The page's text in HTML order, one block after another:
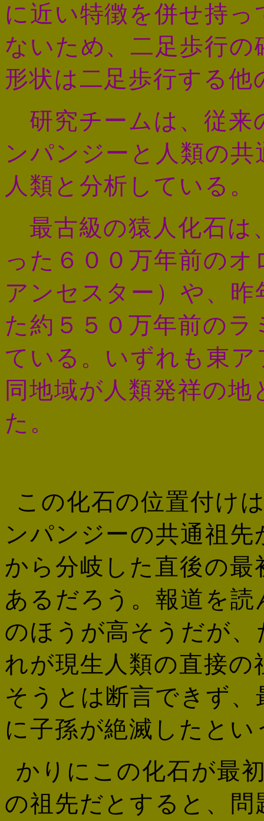
に近い特徴を併せ持
ないため、二足歩行
形状は二足歩行する
研究チームは、従来
ンパンジーと人類の
人類と分析している。
最古級の猿人化石は
った６００万年前の
アンセスター）や、
た約５５０万年前の
ている。いずれも東
同地域が人類発祥の
た。
この化石の位置付け
ンパンジーの共通祖
から分岐した直後の
あるだろう。報道を
のほうが高そうだが
れが現生人類の直接
そうとは断言できず
に子孫が絶滅したと
かりにこの化石が最
の祖先だとすると、